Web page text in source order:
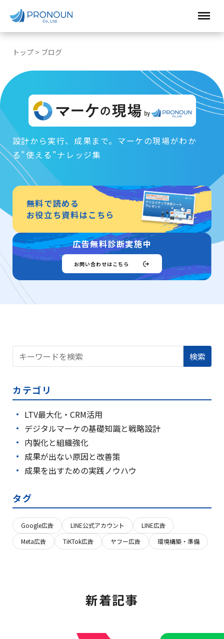
トップ> ブログ
設計から実行、成果まで。マーケの現場がわか
る"使える"ナレッジ集
無料で読める
お役立ち資料はこちら
広告無料診断実施中
お問い合わせはこちら
検索
カテゴリ
LTV最大化・CRM活用
デジタルマーケの基礎知識と戦略設計
内製化と組織強化
成果が出ない原因と改善策
成果を出すための実践ノウハウ
タグ
Google広告 LINE公式アカウント
LINE広告
Meta広告
TiKTok広告 ヤフー広告 環境構築・準備
新着記事